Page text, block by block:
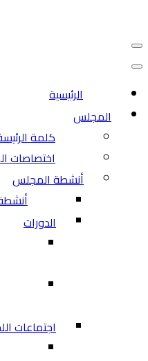
قائمة
قائمة
الرئيسية
المجلس
كلمة
اختصاصات
أنشطة المجلس
الدورات
اجتماعات